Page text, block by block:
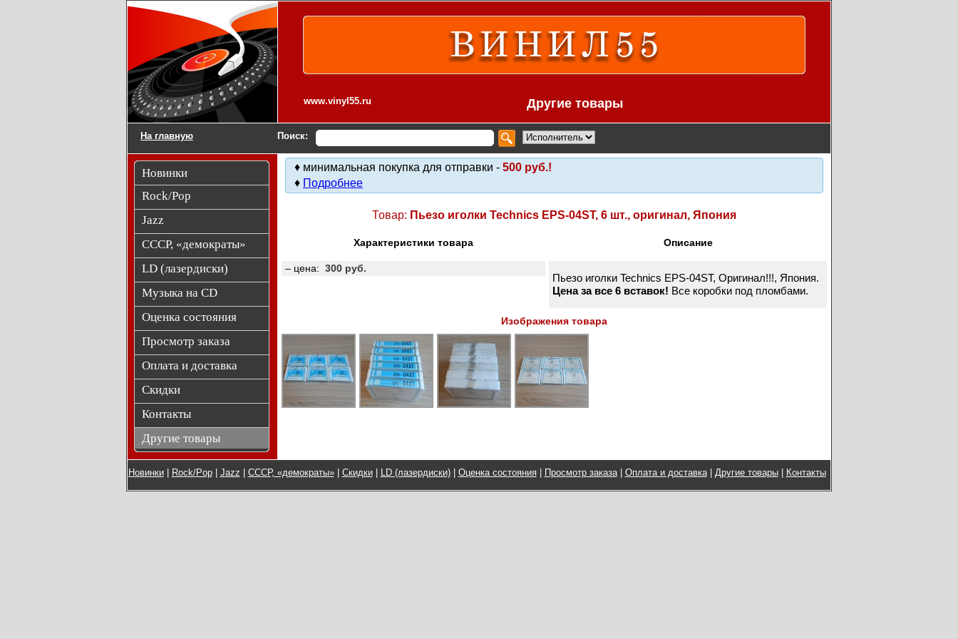
www.vinyl55.ru Другие товары
На главную Поиск:
Новинки
Rock/Pop
Jazz
СССР, «демократы»
LD (лазердиски)
Музыка на CD
Оценка состояния
Просмотр заказа
Оплата и доставка
Скидки
Контакты
Другие товары
♦ минимальная покупка для отправки - 500 руб.!
♦ Подробнее
Товар: Пьезо иголки Technics EPS-04ST, 6 шт., оригинал, Япония
Характеристики товара
– цена: 300 руб.
Описание
Пьезо иголки Technics EPS-04ST, Оригинал!!!, Япония.
Цена за все 6 вставок! Все коробки под пломбами.
Изображения товара
Новинки| Rock/Pop| Jazz СССР, «демократы»| Скидки| LD (лазердиски)| Оценка состояния| Просмотр заказа| Оплата и доставка| Другие товары| Контакты